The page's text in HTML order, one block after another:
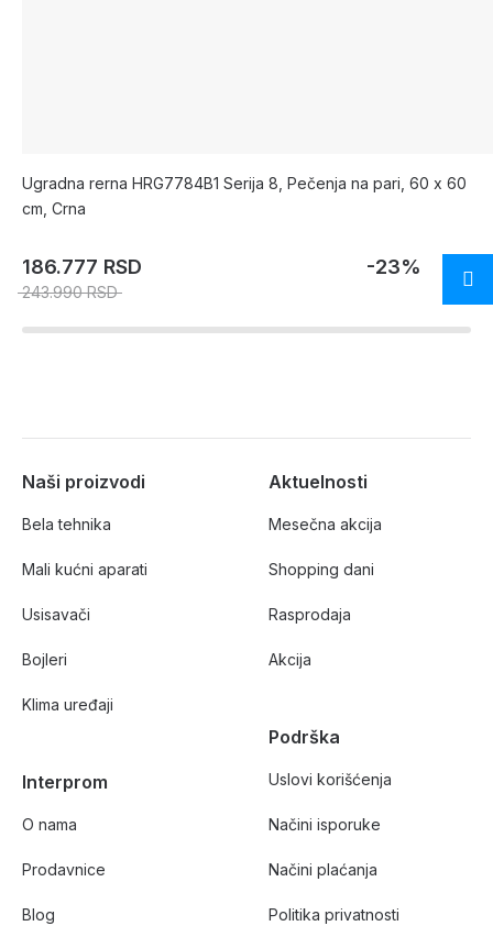
Ugradna rerna HRG7784B1 Serija 8, Pečenja na pari, 60 x 60
cm, Crna
186.777 RSD
243.990 RSD
-23%
Naši proizvodi
Bela tehnika
Mali kućni aparati
Usisavači
Bojleri
Klima uređaji
Interprom
O nama
Prodavnice
Blog
Aktuelnosti
Mesečna akcija
Shopping dani
Rasprodaja
Akcija
Podrška
Uslovi korišćenja
Načini isporuke
Načini plaćanja
Politika privatnosti